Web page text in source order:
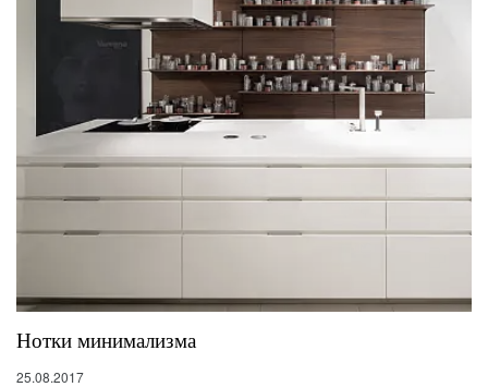
Нотки минимализма
25.08.2017